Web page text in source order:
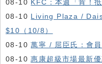
08-10 KFC ：本週「肯！
08-10 Living Plaza /
$10（10/8）
08-10萬寧 / 屈臣氏：會
08-10惠康超級市場最新